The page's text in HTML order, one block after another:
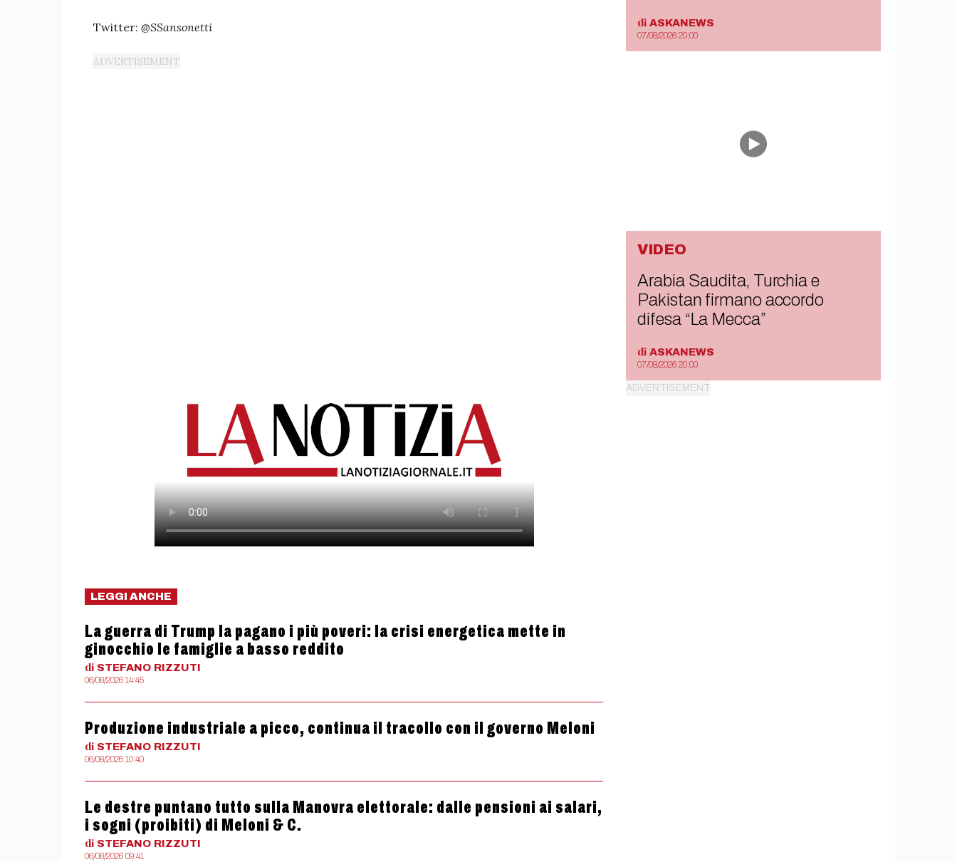
Twitter: @SSansonetti
LEGGI ANCHE
La guerra di Trump la pagano i più poveri: la crisi energetica mette in
ginocchio le famiglie a basso reddito
di STEFANO RIZZUTI
06/08/2026 14:45
Produzione industriale a picco, continua il tracollo con il governo Meloni
di STEFANO RIZZUTI
06/08/2026 10:40
Le destre puntano tutto sulla Manovra elettorale: dalle pensioni ai salari,
i sogni (proibiti) di Meloni & C.
di STEFANO RIZZUTI
06/08/2026 09:41
di ASKANEWS
07/08/2026 20:00
VIDEO
Arabia Saudita, Turchia e
Pakistan firmano accordo
difesa “La Mecca”
di ASKANEWS
07/08/2026 20:00